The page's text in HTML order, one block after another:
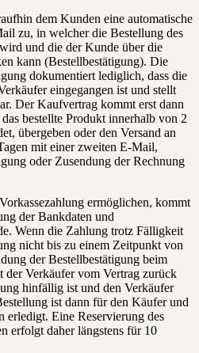
dem Kunden eine automatische
zu, in welcher die Bestellung des
und die der Kunde über die
kann (Bestellbestätigung). Die
dokumentiert lediglich, dass die
eingegangen ist und stellt
Der Kaufvertrag kommt erst dann
bestellte Produkt innerhalb von 2
übergeben oder den Versand an
mit einer zweiten E-Mail,
oder Zusendung der Rechnung
ermöglichen, kommt
der Bankdaten und
Wenn die Zahlung trotz Fälligkeit
nicht bis zu einem Zeitpunkt von
der Bestellbestätigung beim
der Verkäufer vom Vertrag zurück
hinfällig ist und den Verkäufer
ist dann für den Käufer und
erledigt. Eine Reservierung des
erfolgt daher längstens für 10